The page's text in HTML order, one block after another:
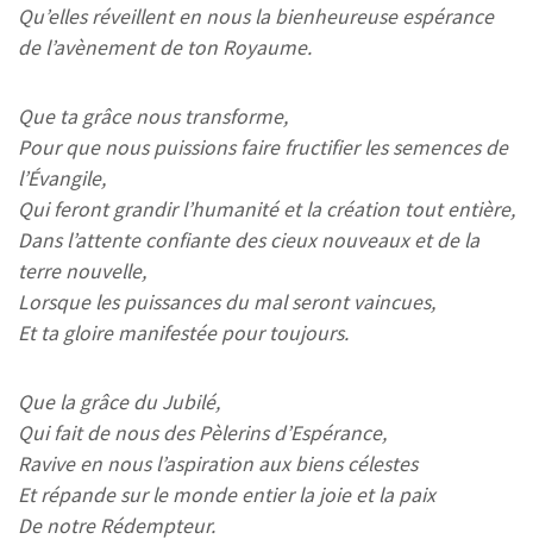
Qu’elles réveillent en nous la bienheureuse espérance
de l’avènement de ton Royaume.
Que ta grâce nous transforme,
Pour que nous puissions faire fructifier les semences de
l’Évangile,
Qui feront grandir l’humanité et la création tout entière,
Dans l’attente confiante des cieux nouveaux et de la
terre nouvelle,
Lorsque les puissances du mal seront vaincues,
Et ta gloire manifestée pour toujours.
Que la grâce du Jubilé,
Qui fait de nous des Pèlerins d’Espérance,
Ravive en nous l’aspiration aux biens célestes
Et répande sur le monde entier la joie et la paix
De notre Rédempteur.